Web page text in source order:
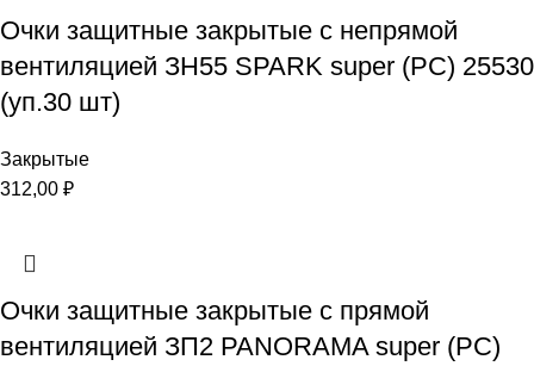
Очки защитные закрытые с непрямой
вентиляцией ЗН55 SPARK super (РС) 25530
(уп.30 шт)
Закрытые
312,00 ₽
Очки защитные закрытые с прямой
вентиляцией ЗП2 PANORAMA super (PC)